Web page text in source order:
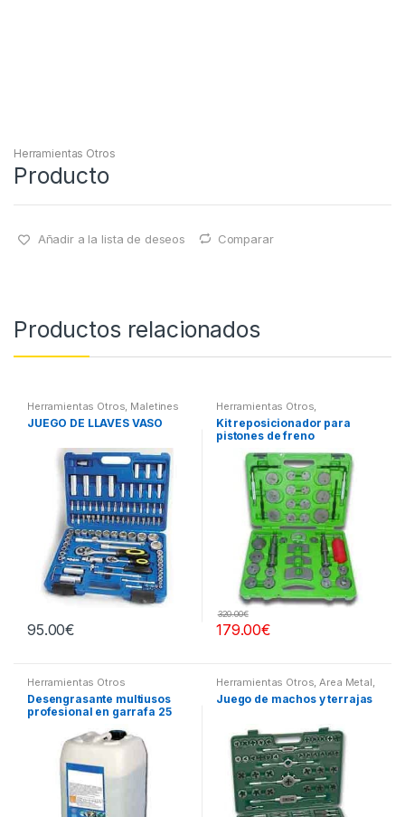
Herramientas Otros
Producto
Añadir a la lista de deseos Comparar
Productos relacionados
Herramientas Otros, Maletines
Herramientas, Extractores,
Compresímetros, otros
JUEGO DE LLAVES VASO
95.00€
Herramientas Otros,
Herramientas Frenos y
Refrigeración
Kit reposicionador para
pistones de freno
179.00€
320.00€
Herramientas Otros
Desengrasante multiusos
profesional en garrafa 25
Herramientas Otros,Area Metal,
Roscas, Herramientas ,
Maletines Herramientas,
Juego de machos y terrajas